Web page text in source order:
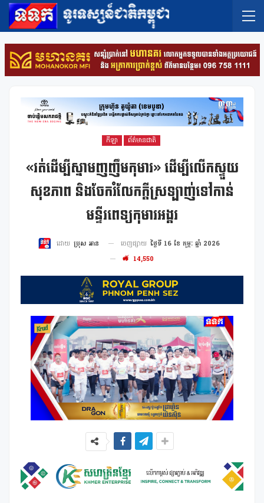
កីឡា ព័ត៌មានជាតិ
«រត់ដើម្បីស្នាមញញឹមកុមារ» ដើម្បីលើកស្ទួយ
សុខភាព និងចែករំលែកក្តីស្រឡាញ់ទៅកាន់
មន្ទីរពេទ្យកុមារអង្គរ
ដោយ ប្រុស អាន ចេញផ្សាយ ថ្ងៃទី 16 ខែ កុម្ភៈ ឆ្នាំ 2026
14,550